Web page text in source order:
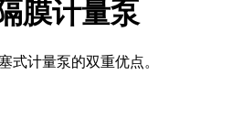
膜计量泵
式计量泵的双重优点。